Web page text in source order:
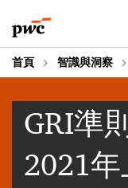
to
content
to
footer
首頁 智識與洞察
GRI準
2021